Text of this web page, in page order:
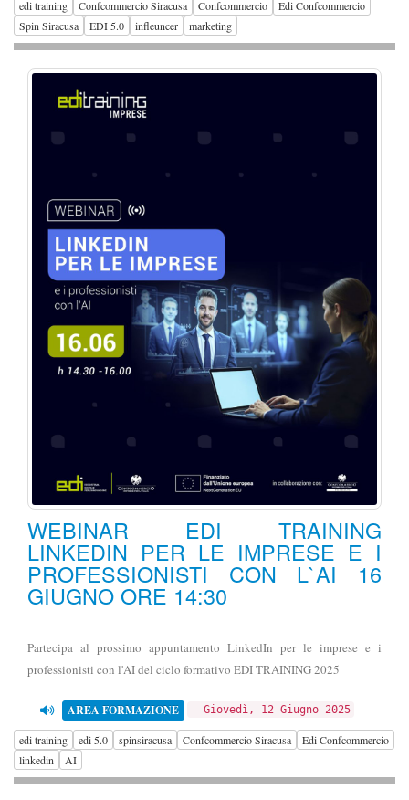
edi training Confcommercio Siracusa Confcommercio
Edi Confcommercio
Spin Siracusa
EDI 5.0 infleuncer marketing
WEBINAR EDI TRAINING
LINKEDIN PER LE IMPRESE E I
PROFESSIONISTI CON L`AI 16
GIUGNO ORE 14:30
Partecipa al prossimo appuntamento LinkedIn per le imprese e i
professionisti con l'AI del ciclo formativo EDI TRAINING 2025
AREA FORMAZIONE Giovedì, 12 Giugno 2025
edi training edi 5.0 spinsiracusa Confcommercio Siracusa
Edi Confcommercio
linkedin
AI